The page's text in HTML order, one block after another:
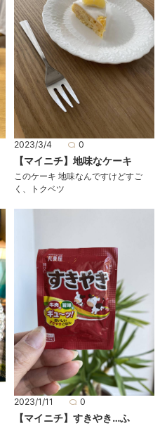
2023/3/4 0
【マイニチ】地味なケーキ
このケーキ 地味なんですけどすご
く、トクベツ
2023/1/11 0
【マイニチ】すきやき…ふ